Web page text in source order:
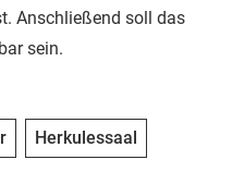
Anschließend soll das
sein.
Herkulessaal